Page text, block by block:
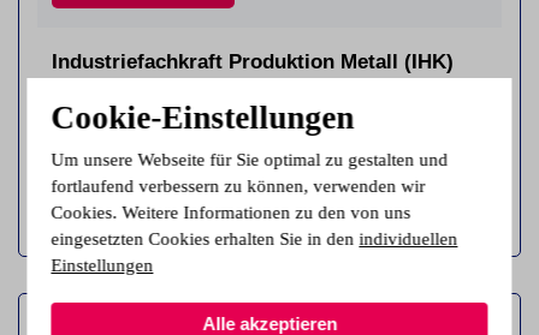
Industriefachkraft Produktion Metall (IHK)
26.10.2026
Infos & Termine
Cookie-Einstellungen
Um unsere Webseite für Sie optimal zu gestalten und
fortlaufend verbessern zu können, verwenden wir
Cookies. Weitere Informationen zu den von uns
eingesetzten Cookies erhalten Sie in denindividuellen
Einstellungen
Alle akzeptieren